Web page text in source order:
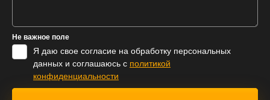
Не важное поле
Я даю свое согласие на обработку персональных
данных и соглашаюсь с политикой
конфиденциальности